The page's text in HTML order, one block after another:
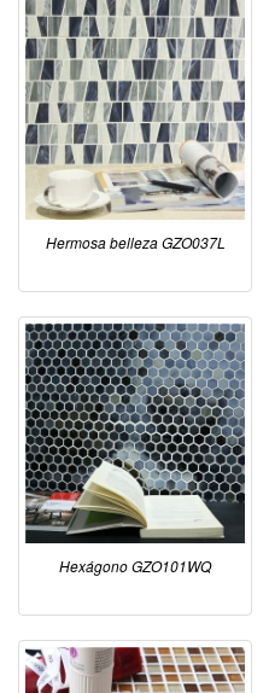
Hermosa belleza GZO037L
Hexágono GZO101WQ